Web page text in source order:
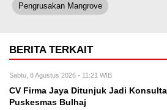
Pengrusakan Mangrove
BERITA TERKAIT
Sabtu, 8 Agustus 2026 - 11:21 WIB
CV Firma Jaya Ditunjuk Jadi
Puskesmas Bulhaj